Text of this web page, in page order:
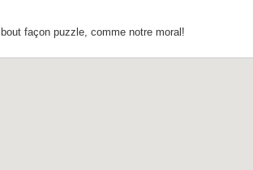
façon puzzle, comme notre moral!